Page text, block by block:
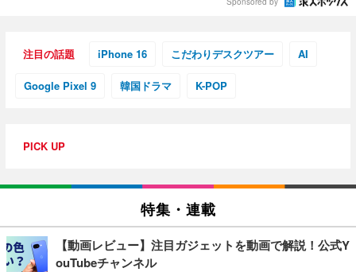
注目の話題 iPhone 16 こだわりデスクツアー AI
Google Pixel 9 韓国ドラマ K-POP
PICK UP
特集・連載
【動画レビュー】注目ガジェットを動画で解説！公式Y
ouTubeチャンネル